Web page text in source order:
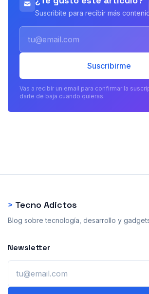
Suscribite para recibir más
Suscribirme
Vas a recibir un email para confirmar la
darte de baja cuando quieras.
> Tecno Adictos
Blog sobre tecnología, desarrollo y
Newsletter